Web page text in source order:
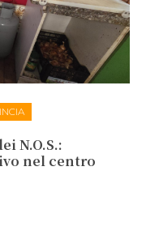
N.O.S.:
nel centro